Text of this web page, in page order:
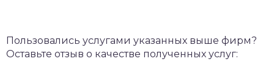
Пользовались услугами указанных выше фирм?
Оставьте отзыв о качестве полученных услуг: